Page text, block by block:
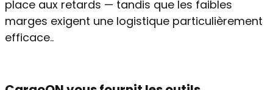
place aux retards — tandis que les faibles
marges exigent une logistique particulièrement
efficace..